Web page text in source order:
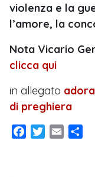
violenza e la
l’amore, la
Nota Vicario
clicca qui
in allegato
di preghiera
Facebook
TwitterEmail